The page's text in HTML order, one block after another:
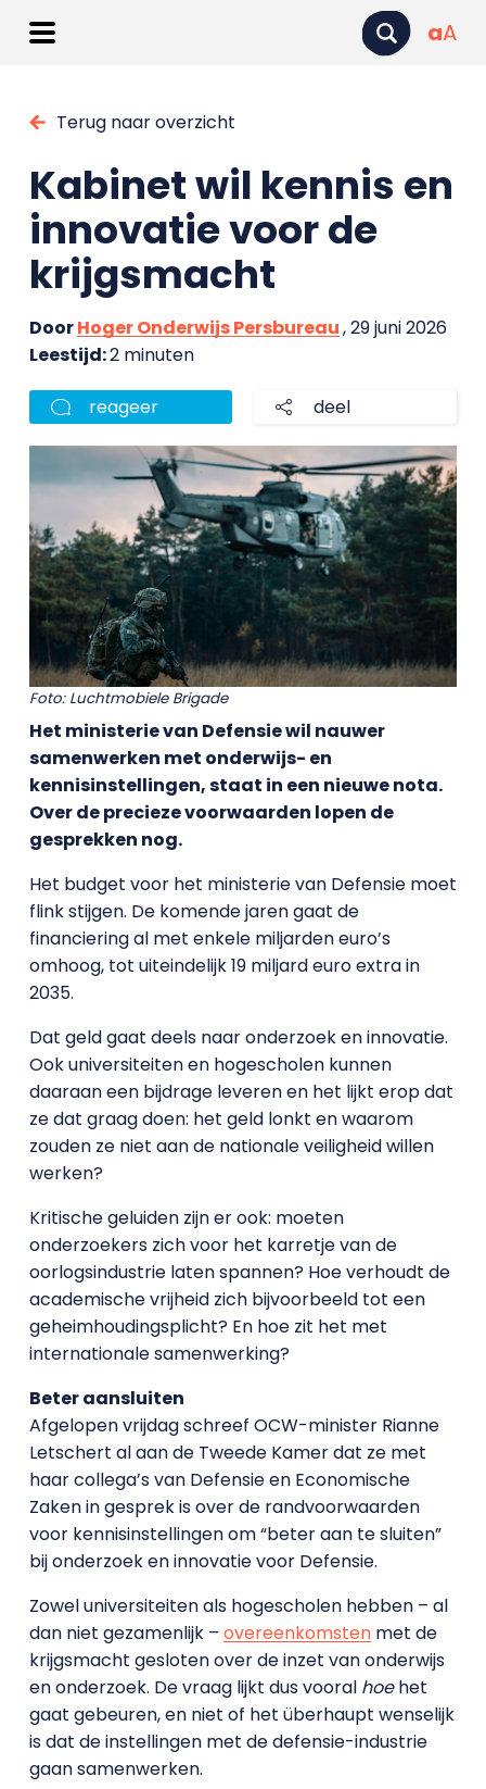
aA
Terug naar overzicht
Kabinet wil kennis en
innovatie voor de
krijgsmacht
DoorHoger Onderwijs Persbureau, 29 juni 2026
Leestijd:2 minuten
reageer deel
Foto: Luchtmobiele Brigade
Het ministerie van Defensie wil nauwer
samenwerken met onderwijs- en
kennisinstellingen, staat in een nieuwe nota.
Over de precieze voorwaarden lopen de
gesprekken nog.
Het budget voor het ministerie van Defensie moet
flink stijgen. De komende jaren gaat de
financiering al met enkele miljarden euro’s
omhoog, tot uiteindelijk 19 miljard euro extra in
2035.
Dat geld gaat deels naar onderzoek en innovatie.
Ook universiteiten en hogescholen kunnen
daaraan een bijdrage leveren en het lijkt erop dat
ze dat graag doen: het geld lonkt en waarom
zouden ze niet aan de nationale veiligheid willen
werken?
Kritische geluiden zijn er ook: moeten
onderzoekers zich voor het karretje van de
oorlogsindustrie laten spannen? Hoe verhoudt de
academische vrijheid zich bijvoorbeeld tot een
geheimhoudingsplicht? En hoe zit het met
internationale samenwerking?
Beter aansluiten
Afgelopen vrijdag schreef OCW-minister Rianne
Letschert al aan de Tweede Kamer dat ze met
haar collega’s van Defensie en Economische
Zaken in gesprek is over de randvoorwaarden
voor kennisinstellingen om “beter aan te sluiten”
bij onderzoek en innovatie voor Defensie.
Zowel universiteiten als hogescholen hebben – al
dan niet gezamenlijk – overeenkomstenmet de
krijgsmacht gesloten over de inzet van onderwijs
en onderzoek. De vraag lijkt dus vooral hoehet
gaat gebeuren, en niet of het überhaupt wenselijk
is dat de instellingen met de defensie-industrie
gaan samenwerken.